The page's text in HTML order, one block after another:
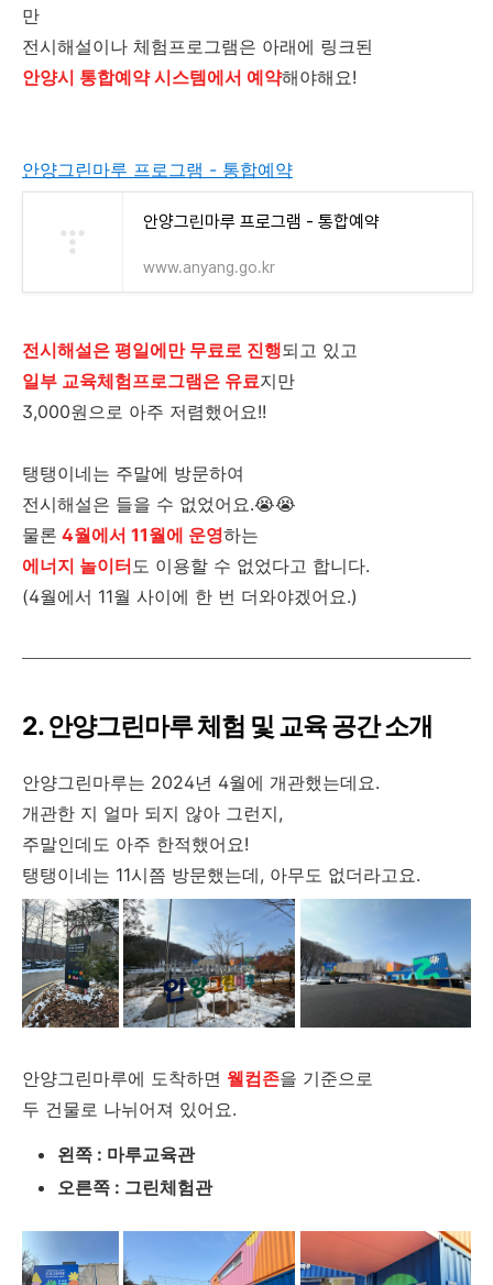
만
전시해설이나 체험프로그램은 아래에 링크된
안양시 통합예약 시스템에서 예약해야해요!
안양그린마루 프로그램 - 통합예약
안양그린마루 프로그램 - 통합예약
www.anyang.go.kr
전시해설은 평일에만 무료로 진행되고 있고
일부 교육체험프로그램은 유료지만
3,000원으로 아주 저렴했어요!!
탱탱이네는 주말에 방문하여
전시해설은 들을 수 없었어요.😭😭
물론 4월에서 11월에 운영하는
에너지 놀이터도 이용할 수 없었다고 합니다.
(4월에서 11월 사이에 한 번 더와야겠어요.)
2. 안양그린마루 체험 및 교육 공간 소개
안양그린마루는 2024년 4월에 개관했는데요.
개관한 지 얼마 되지 않아 그런지,
주말인데도 아주 한적했어요!
탱탱이네는 11시쯤 방문했는데, 아무도 없더라고요.
안양그린마루에 도착하면 웰컴존을 기준으로
두 건물로 나뉘어져 있어요.
왼쪽 : 마루교육관
오른쪽 : 그린체험관